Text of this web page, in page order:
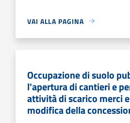
VAI ALLA PAGINA
Occupazione di suolo
l'apertura di cantieri e
attività di scarico merci
modifica della